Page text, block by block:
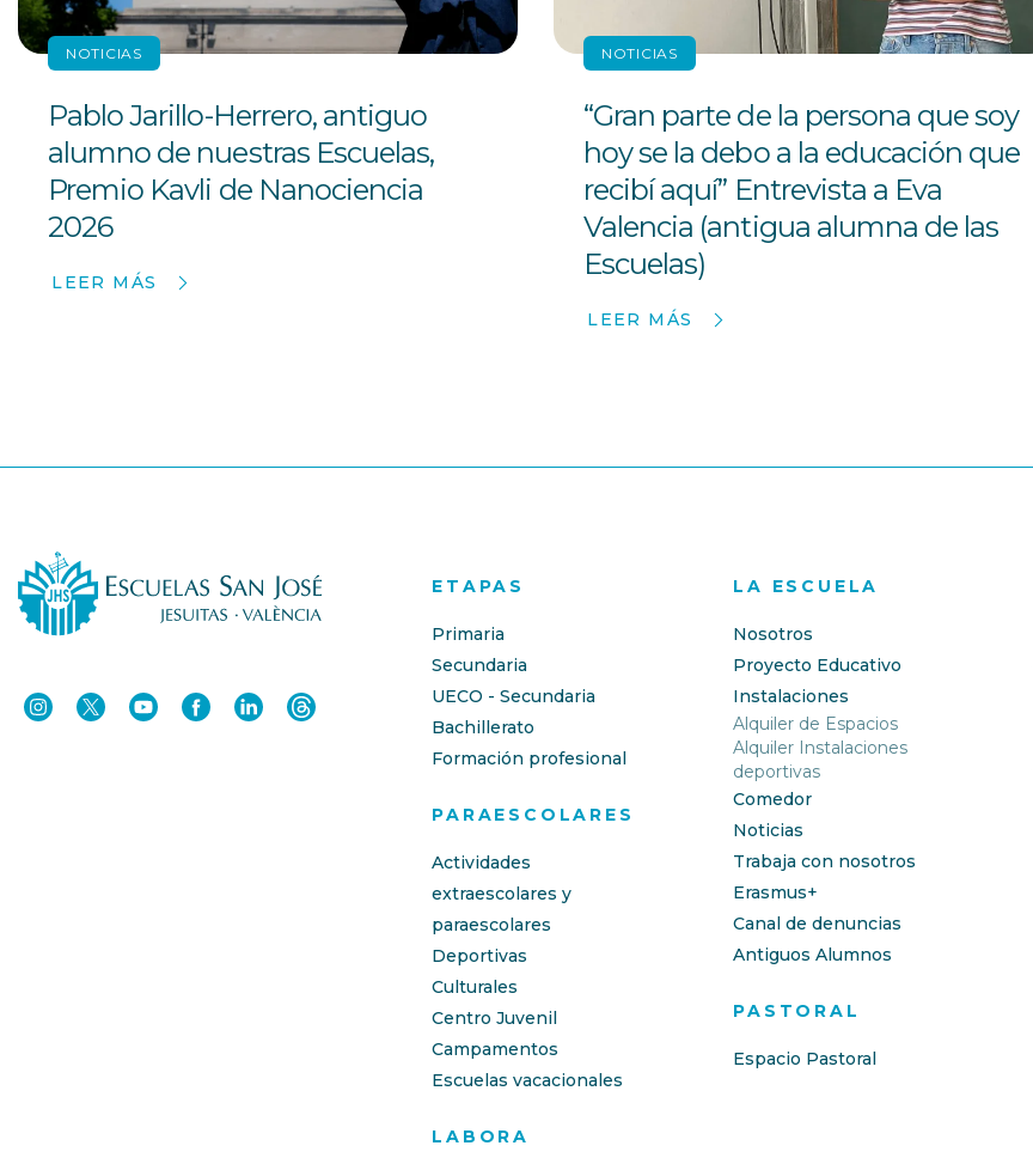
NOTICIAS
Pablo Jarillo-Herrero, antiguo
alumno de nuestras Escuelas,
Premio Kavli de Nanociencia
2026
LEER MÁS
NOTICIAS
“Gran parte de la persona que soy
hoy se la debo a la educación que
recibí aquí” Entrevista a Eva
Valencia (antigua alumna de las
Escuelas)
LEER MÁS
ETAPAS
Primaria
Secundaria
UECO - Secundaria
Bachillerato
Formación profesional
PARAESCOLARES
Actividades
extraescolares y
paraescolares
Deportivas
Culturales
Centro Juvenil
Campamentos
Escuelas vacacionales
LABORA
LA ESCUELA
Nosotros
Proyecto Educativo
Instalaciones
Alquiler de Espacios
Alquiler Instalaciones
deportivas
Comedor
Noticias
Trabaja con nosotros
Erasmus+
Canal de denuncias
Antiguos Alumnos
PASTORAL
Espacio Pastoral